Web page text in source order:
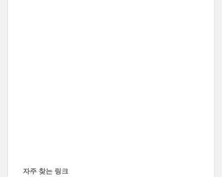
자주 찾는 링크